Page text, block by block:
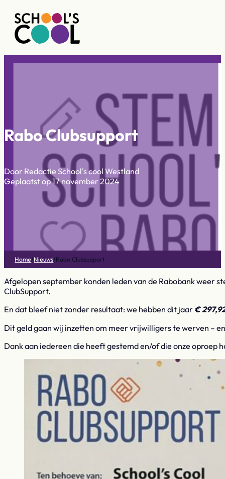
Rabo Clubsupport
Door Redactie School's cool Westland
Geplaatst op 17 november 2024
Home/Nieuws/Rabo Clubsupport
Afgelopen september konden leden van de Rabobank weer
ClubSupport.
En dat bleef niet zonder resultaat: we hebben dit jaar €
Dit geld gaan wij inzetten om meer vrijwilligers te werven –
Dank aan iedereen die heeft gestemd en/of die onze oproep